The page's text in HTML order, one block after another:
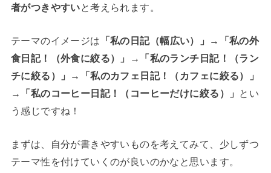
者がつきやすい と考えられます。
テーマのイメージは 「私の日記（幅広い）」→「私の外
食日記！（外食に絞る）」→「私のランチ日記！（ラン
チに絞る）」→「私のカフェ日記！（カフェに絞る）」
→「私のコーヒー日記！（コーヒーだけに絞る）」 とい
う感じですね！
まずは、自分が書きやすいものを考えてみて、少しずつ
テーマ性を付けていくのが良いのかなと思います。